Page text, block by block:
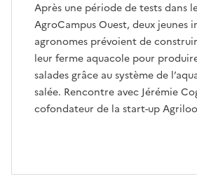
Après une période de tests dans
AgroCampus Ouest, deux jeunes
agronomes prévoient de
leur ferme aquacole pour
salades grâce au système de
salée. Rencontre avec Jérémie
cofondateur de la start-up